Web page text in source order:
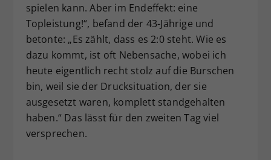
spielen kann. Aber im Endeffekt: eine
Topleistung!“, befand der 43-Jährige und
betonte: „Es zählt, dass es 2:0 steht. Wie es
dazu kommt, ist oft Nebensache, wobei ich
heute eigentlich recht stolz auf die Burschen
bin, weil sie der Drucksituation, der sie
ausgesetzt waren, komplett standgehalten
haben.“ Das lässt für den zweiten Tag viel
versprechen.